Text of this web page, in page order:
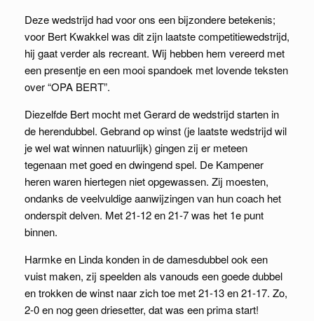
Deze wedstrijd had voor ons een bijzondere betekenis;
voor Bert Kwakkel was dit zijn laatste competitiewedstrijd,
hij gaat verder als recreant. Wij hebben hem vereerd met
een presentje en een mooi spandoek met lovende teksten
over “OPA BERT”.
Diezelfde Bert mocht met Gerard de wedstrijd starten in
de herendubbel. Gebrand op winst (je laatste wedstrijd wil
je wel wat winnen natuurlijk) gingen zij er meteen
tegenaan met goed en dwingend spel. De Kampener
heren waren hiertegen niet opgewassen. Zij moesten,
ondanks de veelvuldige aanwijzingen van hun coach het
onderspit delven. Met 21-12 en 21-7 was het 1e punt
binnen.
Harmke en Linda konden in de damesdubbel ook een
vuist maken, zij speelden als vanouds een goede dubbel
en trokken de winst naar zich toe met 21-13 en 21-17. Zo,
2-0 en nog geen driesetter, dat was een prima start!